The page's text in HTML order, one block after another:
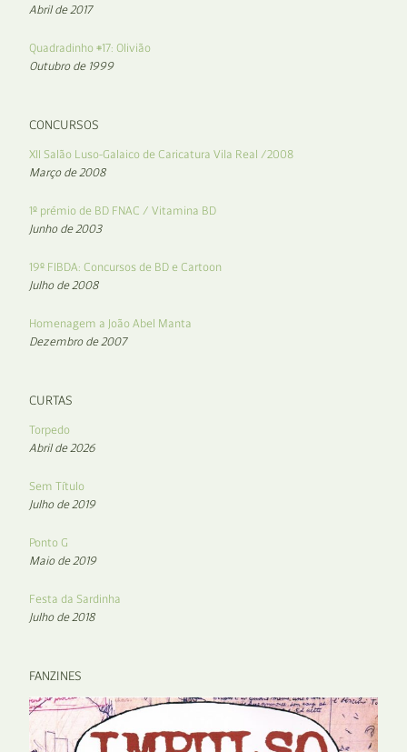
Abril de 2017
Quadradinho #17: Olivião
Outubro de 1999
CONCURSOS
XII Salão Luso-Galaico de Caricatura Vila Real /2008
Março de 2008
1º prémio de BD FNAC / Vitamina BD
Junho de 2003
19º FIBDA: Concursos de BD e Cartoon
Julho de 2008
Homenagem a João Abel Manta
Dezembro de 2007
CURTAS
Torpedo
Abril de 2026
Sem Título
Julho de 2019
Ponto G
Maio de 2019
Festa da Sardinha
Julho de 2018
FANZINES